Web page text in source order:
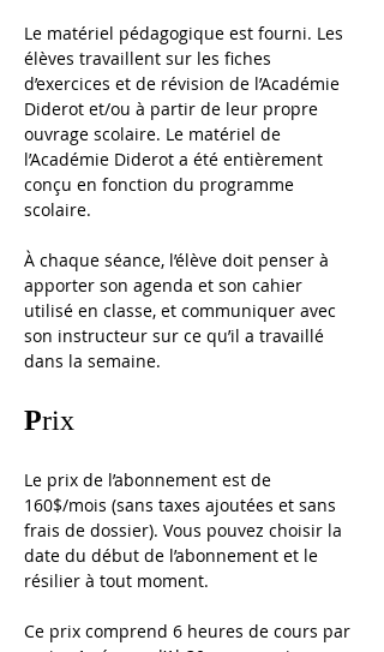
Le matériel pédagogique est fourni. Les
élèves travaillent sur les fiches
d’exercices et de révision de l’Académie
Diderot et/ou à partir de leur propre
ouvrage scolaire. Le matériel de
l’Académie Diderot a été entièrement
conçu en fonction du programme
scolaire.
À chaque séance, l’élève doit penser à
apporter son agenda et son cahier
utilisé en classe, et communiquer avec
son instructeur sur ce qu’il a travaillé
dans la semaine.
Prix
Le prix de l’abonnement est de
160$/mois (sans taxes ajoutées et sans
frais de dossier). Vous pouvez choisir la
date du début de l’abonnement et le
résilier à tout moment.
Ce prix comprend 6 heures de cours par